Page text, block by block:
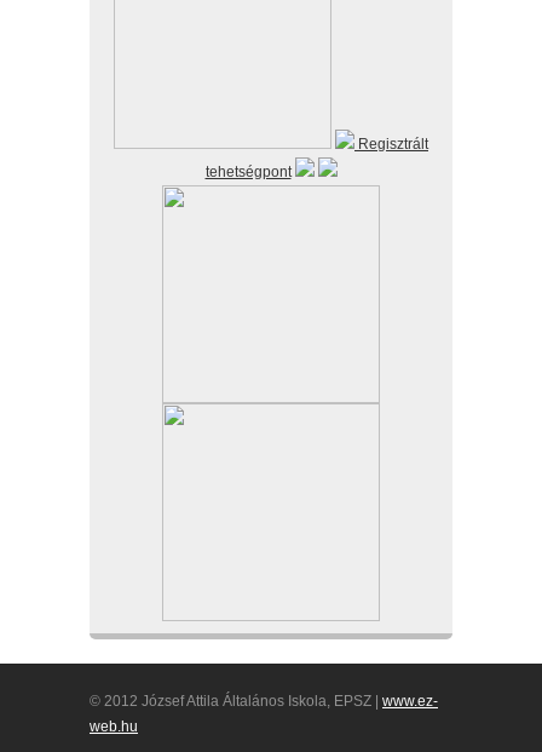
Regisztrált
tehetségpont
© 2012 József Attila Általános Iskola, EPSZ | www.ez-
web.hu